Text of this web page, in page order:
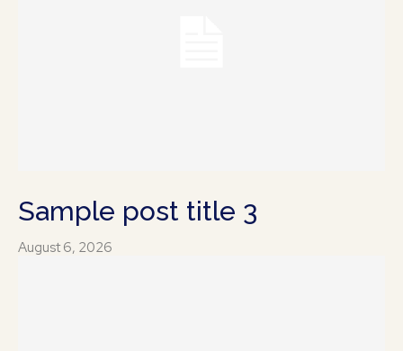
Sample post title 3
August 6, 2026